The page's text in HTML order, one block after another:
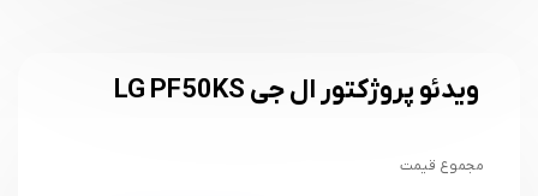
ویدئو پروژکتور ال جی LG PF50KS
مجموع قیمت